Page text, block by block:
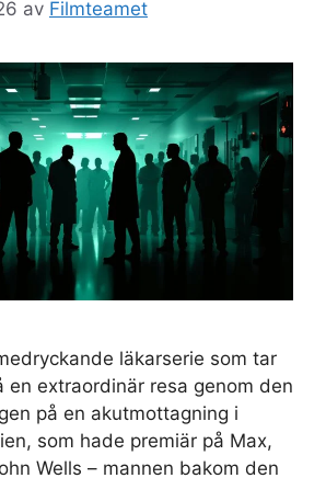
av Filmteamet
läkarserie som tar
en extraordinär resa genom den
på en akutmottagning i
som hade premiär på Max,
Wells – mannen bakom den